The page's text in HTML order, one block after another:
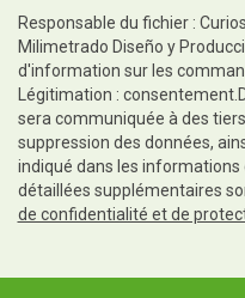
Responsable du fichier :
Milimetrado Diseño y
d'information sur les
Légitimation :
sera communiquée à des
suppression des données,
indiqué dans les
détaillées supplémentaires
de confidentialité et de